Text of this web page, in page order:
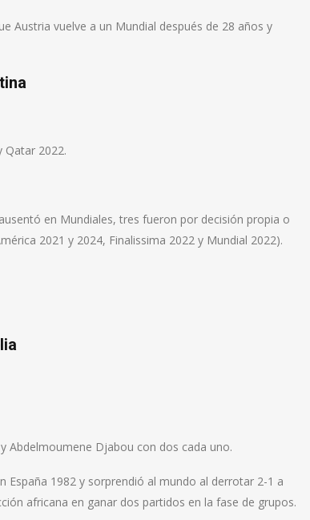
Austria vuelve a un Mundial después de 28 años y
Qatar 2022.
en Mundiales, tres fueron por decisión propia o
2021 y 2024, Finalissima 2022 y Mundial 2022).
Abdelmoumene Djabou con dos cada uno.
España 1982 y sorprendió al mundo al derrotar 2-1 a
africana en ganar dos partidos en la fase de grupos.